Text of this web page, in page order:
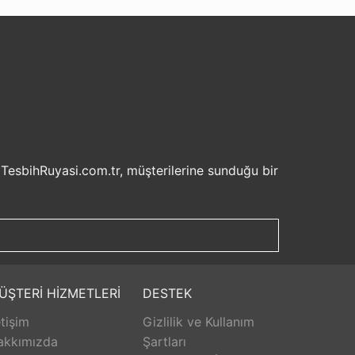
müşterilerine sunduğu bir
deneyiminizi keyifli hale getirebilirsiniz.
beklemek zorunda kalmadan istediğiniz
ürünü beğenmez veya istediğiniz gibi
olmadan istediğiniz ürünü seçebilirsiniz.
sunar. Ürünlerle ilgili herhangi bir sorun
her aşamasında destek alabilirsiniz.
HİZMETLERİ
DESTEK
Gizlilik ve Kullanım
Şartları